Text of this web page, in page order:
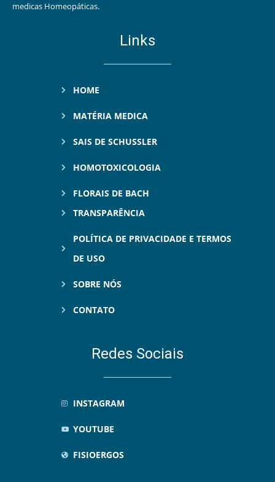
medicas Homeopáticas.
Links
HOME
MATÉRIA MEDICA
SAIS DE SCHUSSLER
HOMOTOXICOLOGIA
FLORAIS DE BACH
TRANSPARÊNCIA
POLÍTICA DE PRIVACIDADE E TERMOS
DE USO
SOBRE NÓS
CONTATO
Redes Sociais
INSTAGRAM
YOUTUBE
FISIOERGOS